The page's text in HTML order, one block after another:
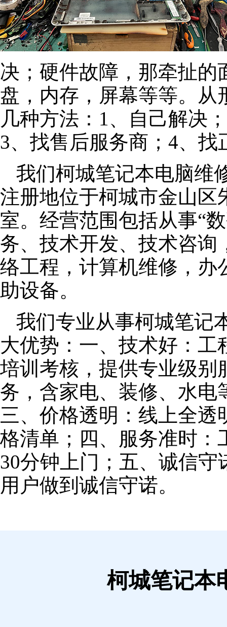
决；硬件故障，那牵扯的
盘，内存，屏幕等等。从
几种方法：1、自己解决
3、找售后服务商；4、找
我们柯城笔记本电脑维
注册地位于柯城市金山区
室。经营范围包括从事“
务、技术开发、技术咨询
络工程，计算机维修，办
助设备。
我们专业从事柯城笔记
大优势：一、技术好：
培训考核，提供专业级别
务，含家电、装修、水电
三、价格透明：线上全
格清单；四、服务准时：
30分钟上门；五、诚信
用户做到诚信守诺。
柯城笔记本